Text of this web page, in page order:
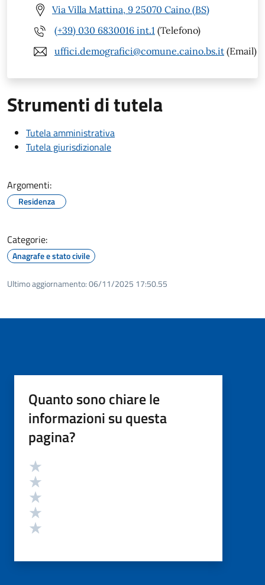
Via Villa Mattina, 9 25070 Caino (BS)
(+39) 030 6830016 int.1 (Telefono)
uffici.demografici@comune.caino.bs.it (Email)
Strumenti di tutela
Tutela amministrativa
Tutela giurisdizionale
Argomenti:
Residenza
Categorie:
Anagrafe e stato civile
Ultimo aggiornamento:06/11/2025 17:50.55
Quanto sono chiare le
informazioni su questa
pagina?
Valutazione